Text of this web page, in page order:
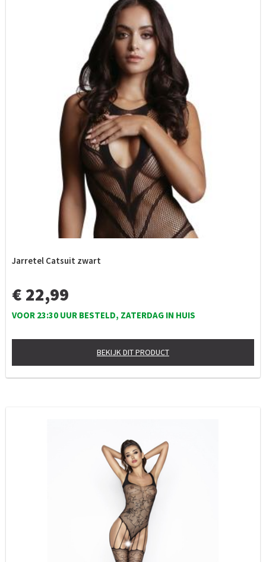
Jarretel Catsuit zwart
€ 22,99
VOOR 23:30 UUR BESTELD, ZATERDAG IN HUIS
BEKIJK DIT PRODUCT